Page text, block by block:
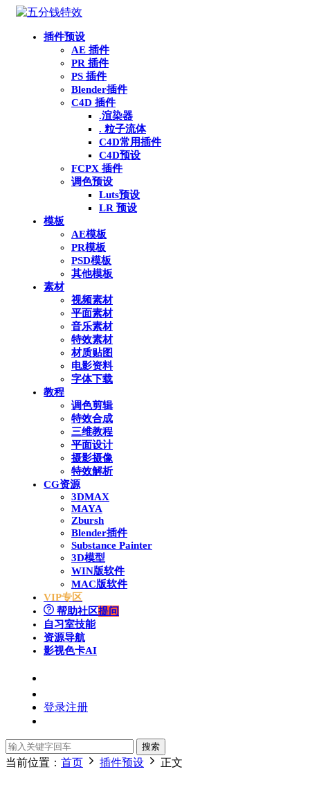
插件预设
AE 插件
PR 插件
PS 插件
Blender插件
C4D 插件
.渲染器
. 粒子流体
C4D常用插件
C4D预设
FCPX 插件
调色预设
Luts预设
LR 预设
模板
AE模板
PR模板
PSD模板
其他模板
素材
视频素材
平面素材
音乐素材
特效素材
材质贴图
电影资料
字体下载
教程
调色剪辑
特效合成
三维教程
平面设计
摄影摄像
特效解析
CG资源
3DMAX
MAYA
Zbursh
Blender插件
Substance Painter
3D模型
WIN版软件
MAC版软件
VIP专区
帮助社区提问
自习室技能
资源导航
影视色卡AI
登录注册
搜索
当前位置： 首页 插件预设 正文